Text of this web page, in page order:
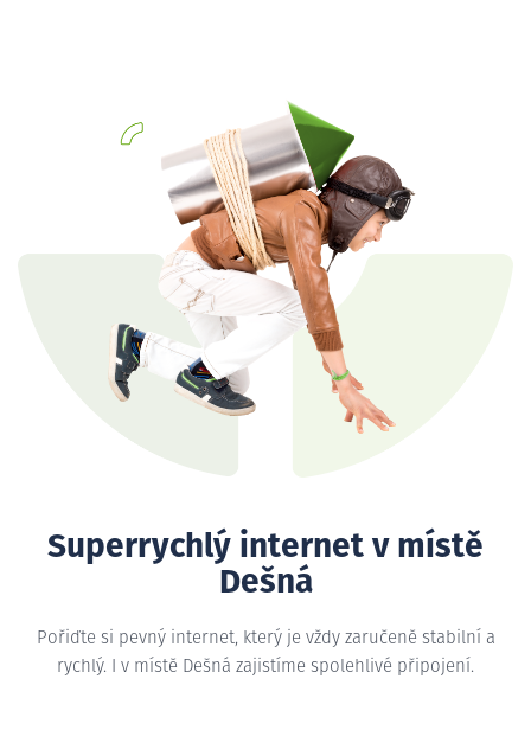
Superrychlý internet v místě
Dešná
Pořiďte si pevný internet, který je vždy zaručeně stabilní a
rychlý. I v místě Dešná zajistíme spolehlivé připojení.